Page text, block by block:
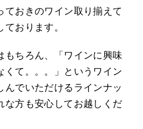
ておきのワイン取り揃えて
おります。
もちろん、「ワインに興味
くて。。。」というワイン
んでいただけるラインナッ
な方も安心してお越しくだ